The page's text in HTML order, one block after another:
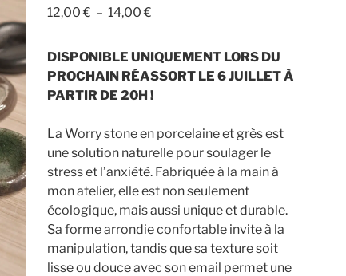
12,00€ – 14,00€Plage
prix :
12,00 €
à
DISPONIBLE UNIQUEMENT LORS DU
PROCHAIN RÉASSORT LE 6 JUILLET À
PARTIR DE 20H !
La Worry stone en porcelaine et grès est
une solution naturelle pour soulager le
stress et l’anxiété. Fabriquée à la main à
mon atelier, elle est non seulement
écologique, mais aussi unique et durable.
Sa forme arrondie confortable invite à la
manipulation, tandis que sa texture soit
lisse ou douce avec son email permet une